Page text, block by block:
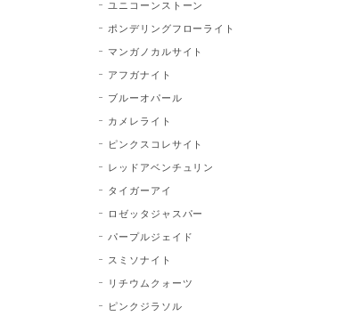
ユニコーンストーン
ポンデリングフローライト
マンガノカルサイト
アフガナイト
ブルーオパール
カメレライト
ピンクスコレサイト
レッドアベンチュリン
タイガーアイ
ロゼッタジャスパー
パープルジェイド
スミソナイト
リチウムクォーツ
ピンクジラソル